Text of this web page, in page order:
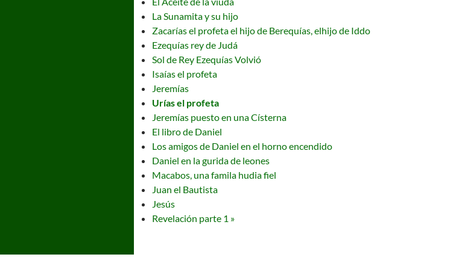
La Sunamita y su hijo
Zacarías el profeta el hijo de Berequías, elhijo de Iddo
Ezequías rey de Judá
Sol de Rey Ezequías Volvió
Isaías el profeta
Jeremías
Urías el profeta
Jeremías puesto en una Císterna
El libro de Daniel
Los amigos de Daniel en el horno encendido
Daniel en la gurida de leones
Macabos, una famila hudia fiel
Juan el Bautista
Jesús
Revelación parte 1 »